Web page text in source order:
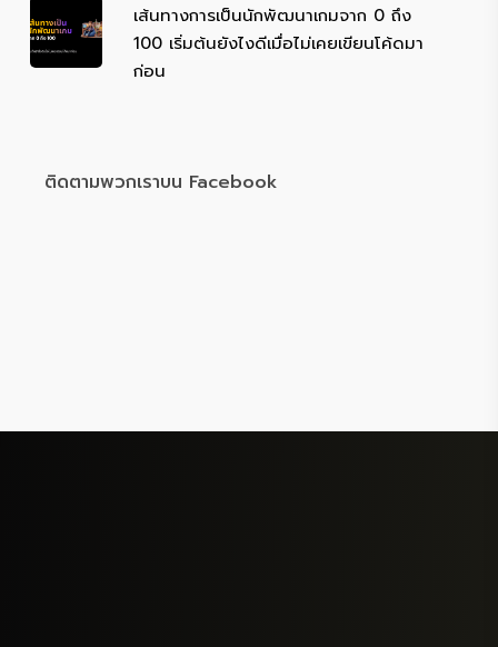
เส้นทางการเป็นนักพัฒนาเกมจาก 0 ถึง
100 เริ่มต้นยังไงดีเมื่อไม่เคยเขียนโค้ดมา
ก่อน
ติดตามพวกเราบน Facebook